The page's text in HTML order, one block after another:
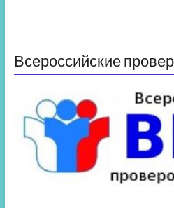
Всероссийские